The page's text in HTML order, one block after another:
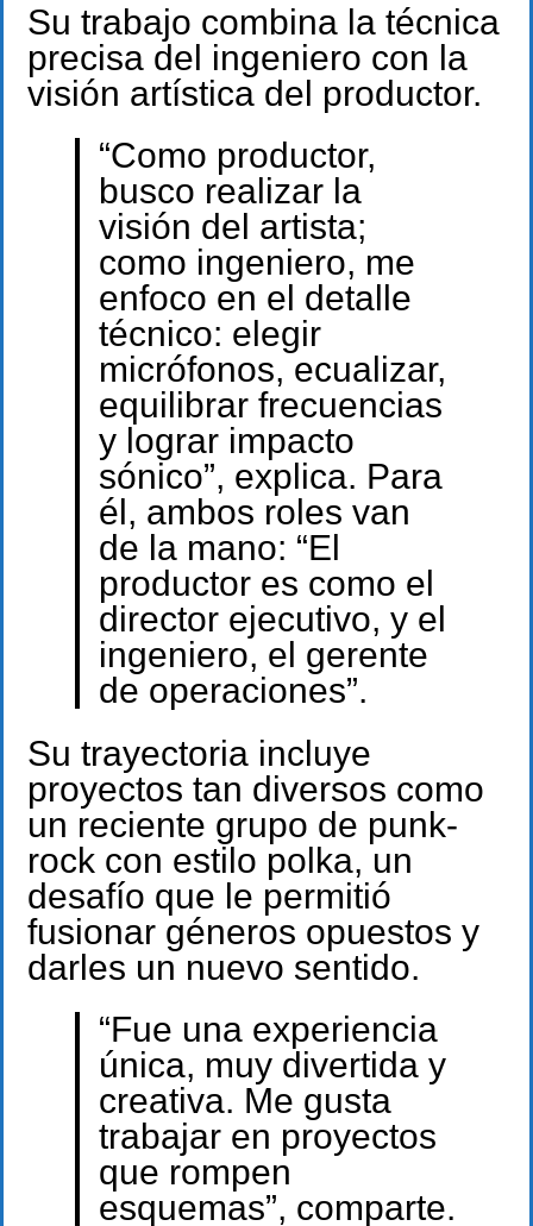
Su trabajo combina la técnica
precisa del ingeniero con la
visión artística del productor.
“Como productor,
busco realizar la
visión del artista;
como ingeniero, me
enfoco en el detalle
técnico: elegir
micrófonos, ecualizar,
equilibrar frecuencias
y lograr impacto
sónico”, explica. Para
él, ambos roles van
de la mano: “El
productor es como el
director ejecutivo, y el
ingeniero, el gerente
de operaciones”.
Su trayectoria incluye
proyectos tan diversos como
un reciente grupo de punk-
rock con estilo polka, un
desafío que le permitió
fusionar géneros opuestos y
darles un nuevo sentido.
“Fue una experiencia
única, muy divertida y
creativa. Me gusta
trabajar en proyectos
que rompen
esquemas”, comparte.